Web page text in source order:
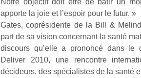
apporte la joie et l’espoir pour le futur. »
Gates, coprésidente de la Bill &
part de sa vision concernant la santé
discours qu’elle a prononcé dans le
Deliver 2010, une rencontre
décideurs, des spécialistes de la santé